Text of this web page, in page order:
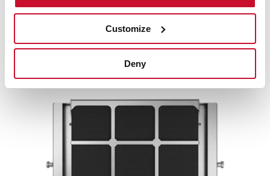
Customize
Deny
relacionados